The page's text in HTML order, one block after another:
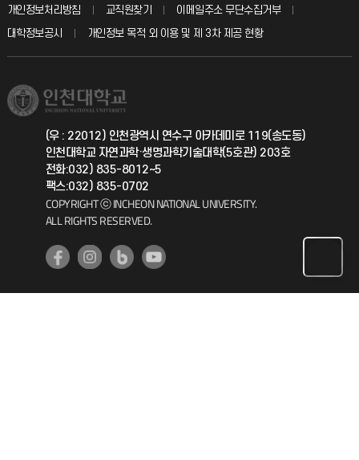
입학안내
취업정보(학생)
칭찬마당
학생서비스 지킴이
총동문회
교육혁신본부
국제지원과
공자아카데미
기초교육원
개인정보처리방침 교직원찾기
이메일주소 무단수집거부
대학정보공시
개인정보 목적 외 이용 및 제 3차 제공 현황
(우 : 22012) 인천광역시 연수구 아카데미로 119(송도동)
인천대학교 자연과학·생명과학기술대학(5호관) 203호
전화:032) 835-8012~5
팩스:032) 835-0702
COPYRIGHT ⓒ INCHEON NATIONAL UNIVERSITY.
ALL RIGHTS RESERVED.